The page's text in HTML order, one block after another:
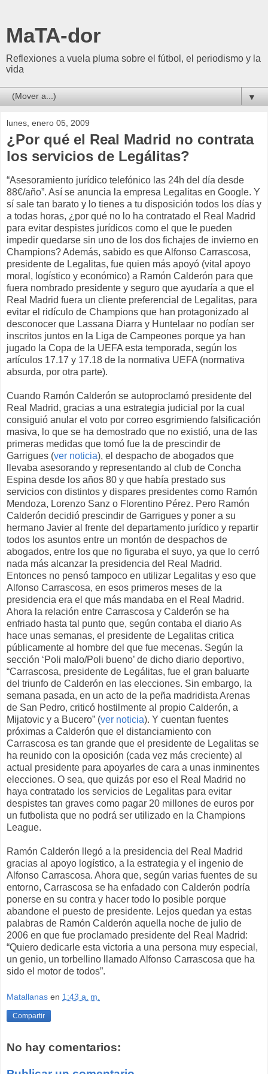
MaTA-dor
Reflexiones a vuela pluma sobre el fútbol, el periodismo y la
vida
▼
lunes, enero 05, 2009
¿Por qué el Real Madrid no contrata
los servicios de Legálitas?
“Asesoramiento jurídico telefónico las 24h del día desde
88€/año”. Así se anuncia la empresa Legalitas en Google. Y
sí sale tan barato y lo tienes a tu disposición todos los días y
a todas horas, ¿por qué no lo ha contratado el Real Madrid
para evitar despistes jurídicos como el que le pueden
impedir quedarse sin uno de los dos fichajes de invierno en
Champions? Además, sabido es que Alfonso Carrascosa,
presidente de Legalitas, fue quien más apoyó (vital apoyo
moral, logístico y económico) a Ramón Calderón para que
fuera nombrado presidente y seguro que ayudaría a que el
Real Madrid fuera un cliente preferencial de Legalitas, para
evitar el ridículo de Champions que han protagonizado al
desconocer que Lassana Diarra y Huntelaar no podían ser
inscritos juntos en la Liga de Campeones porque ya han
jugado la Copa de la UEFA esta temporada, según los
artículos 17.17 y 17.18 de la normativa UEFA (normativa
absurda, por otra parte).
Cuando Ramón Calderón se autoproclamó presidente del
Real Madrid, gracias a una estrategia judicial por la cual
consiguió anular el voto por correo esgrimiendo falsificación
masiva, lo que se ha demostrado que no existió, una de las
primeras medidas que tomó fue la de prescindir de
Garrigues (ver noticia), el despacho de abogados que
llevaba asesorando y representando al club de Concha
Espina desde los años 80 y que había prestado sus
servicios con distintos y dispares presidentes como Ramón
Mendoza, Lorenzo Sanz o Florentino Pérez. Pero Ramón
Calderón decidió prescindir de Garrigues y poner a su
hermano Javier al frente del departamento jurídico y repartir
todos los asuntos entre un montón de despachos de
abogados, entre los que no figuraba el suyo, ya que lo cerró
nada más alcanzar la presidencia del Real Madrid.
Entonces no pensó tampoco en utilizar Legalitas y eso que
Alfonso Carrascosa, en esos primeros meses de la
presidencia era el que más mandaba en el Real Madrid.
Ahora la relación entre Carrascosa y Calderón se ha
enfriado hasta tal punto que, según contaba el diario As
hace unas semanas, el presidente de Legalitas critica
públicamente al hombre del que fue mecenas. Según la
sección ‘Poli malo/Poli bueno’ de dicho diario deportivo,
“Carrascosa, presidente de Legálitas, fue el gran baluarte
del triunfo de Calderón en las elecciones. Sin embargo, la
semana pasada, en un acto de la peña madridista Arenas
de San Pedro, criticó hostilmente al propio Calderón, a
Mijatovic y a Bucero” (ver noticia). Y cuentan fuentes
próximas a Calderón que el distanciamiento con
Carrascosa es tan grande que el presidente de Legalitas se
ha reunido con la oposición (cada vez más creciente) al
actual presidente para apoyarles de cara a unas inminentes
elecciones. O sea, que quizás por eso el Real Madrid no
haya contratado los servicios de Legalitas para evitar
despistes tan graves como pagar 20 millones de euros por
un futbolista que no podrá ser utilizado en la Champions
League.
Ramón Calderón llegó a la presidencia del Real Madrid
gracias al apoyo logístico, a la estrategia y el ingenio de
Alfonso Carrascosa. Ahora que, según varias fuentes de su
entorno, Carrascosa se ha enfadado con Calderón podría
ponerse en su contra y hacer todo lo posible porque
abandone el puesto de presidente. Lejos quedan ya estas
palabras de Ramón Calderón aquella noche de julio de
2006 en que fue proclamado presidente del Real Madrid:
“Quiero dedicarle esta victoria a una persona muy especial,
un genio, un torbellino llamado Alfonso Carrascosa que ha
sido el motor de todos”.
Matallanas en 1:43 a. m.
Compartir
No hay comentarios: